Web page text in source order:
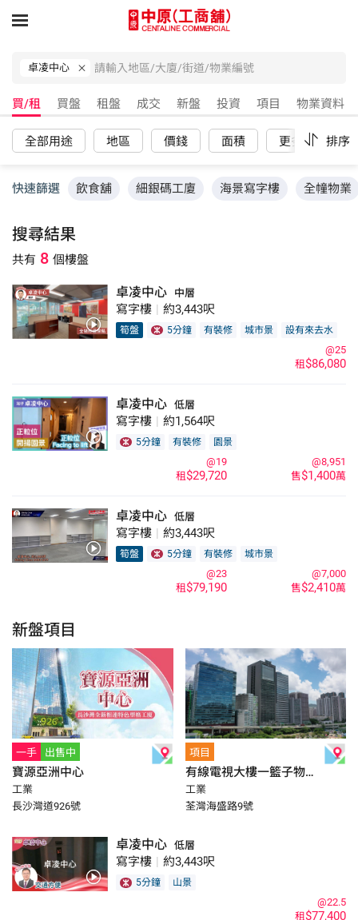
卓凌中心
買/租 買盤 租盤 成交 新盤 投資 項目 物業資料
全部用途 地區 價錢 面積 更多 重
排序
快速篩選 飲食舖 細銀碼工廈 海景寫字樓 全幢物業
搜尋結果
共有 8 個樓盤
卓凌中心 中層
寫字樓 | 約3,443呎
筍盤 5分鐘 有裝修 城市景 設有來去水
租$86,080
@25
卓凌中心 低層
寫字樓 | 約1,564呎
5分鐘 有裝修 園景
售$1,400萬
@8,951
租$29,720
@19
卓凌中心 低層
寫字樓 | 約3,443呎
筍盤 5分鐘 有裝修 城市景
售$2,410萬
@7,000
租$79,190
@23
新盤項目
一手 出售中
寶源亞洲中心
工業
長沙灣道926號
項目
有線電視大樓一籃子物業
(及One Midtown地廠)
工業
荃灣海盛路9號
卓凌中心 低層
寫字樓 約3,443呎
5分鐘 山景
租$77,400
@22.5